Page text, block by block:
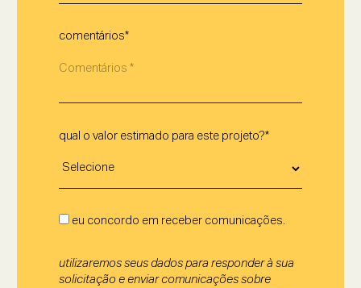
comentários*
qual o valor estimado para este projeto?*
eu concordo em receber comunicações.
utilizaremos seus dados para responder à sua
solicitação e enviar comunicações sobre